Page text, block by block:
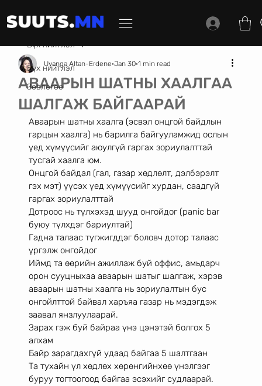
Бүх нийтлэл
Зөвлөгөө
Бүх нийтлэл
АВААРЫН ШАТНЫ ХААЛГАА
ШАЛГАЖ БАЙГААРАЙ
Uyanga Altan-Erdene Jan 30 1 min read
Аваарын шатны хаалга (эсвэл онцгой байдлын
гарцын хаалга) нь барилга байгууламжид ослын
үед хүмүүсийг аюулгүй гаргах зориулалттай
тусгай хаалга юм.
Онцгой байдал (гал, газар хөдлөлт, дэлбэрэлт
гэх мэт) үүсэх үед хүмүүсийг хурдан, саадгүй
гаргах зориулалттай
Дотроос нь түлхэхэд шууд онгойдог (panic bar
буюу түлхдэг бариултай)
Гадна талаас түгжигддэг боловч дотор талаас
үргэлж онгойдог
Иймд та өөрийн ажиллаж буй оффис, амьдарч
орон сууцныхаа аваарын шатыг шалгаж, хэрэв
аваарын шатны хаалга нь зориулалтын бус
онгойлттой байвал харъяа газар нь мэдэгдэж
заавал янзлуулаарай.
Зарах гэж буй байраа үнэ цэнэтэй болгох 5
алхам
Байр зарагдахгүй удаад байгаа 5 шалтгаан
Та тухайн үл хөдлөх хөрөнгийнхөө үнэлгээг
буруу тогтоогоод байгаа эсэхийг судлаарай.